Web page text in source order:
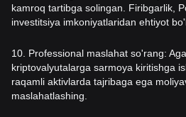
kamroq tartibga solingan. Firibgarlik,
investitsiya imkoniyatlaridan ehtiyot
10. Professional maslahat so'rang:
kriptovalyutalarga sarmoya kiritishga
raqamli aktivlarda tajribaga ega
maslahatlashing.